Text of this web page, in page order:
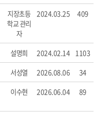
지장초등
학교 관리
자
2024.03.25 409
설명희 2024.02.14 1103
서성열 2026.08.06
34
이수현 2026.06.04 89